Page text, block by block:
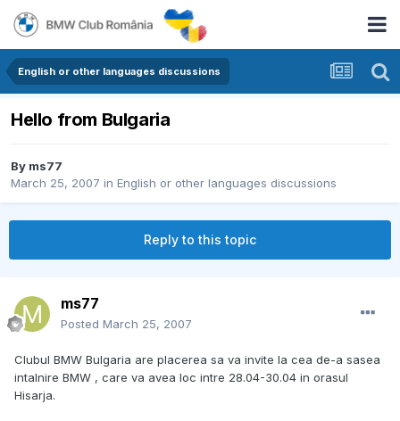
English or other languages discussions
Hello from Bulgaria
By ms77
March 25, 2007 in English or other languages discussions
Reply to this topic
ms77
Posted March 25, 2007
Clubul BMW Bulgaria are placerea sa va invite la cea de-a sasea
intalnire BMW , care va avea loc intre 28.04-30.04 in orasul
Hisarja.